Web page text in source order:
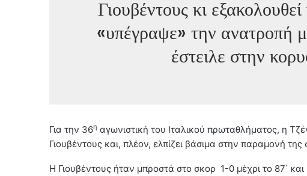
Γιουβέντους κι
«υπέγραψε» την
έστειλε στην
Για την 36η αγωνιστική του Ιταλικού πρωταθλήματος, η
Γιουβέντους και, πλέον, ελπίζει βάσιμα στην παραμονή
Η Γιουβέντους ήταν μπροστά στο σκορ 1-0 μέχρι το 87΄